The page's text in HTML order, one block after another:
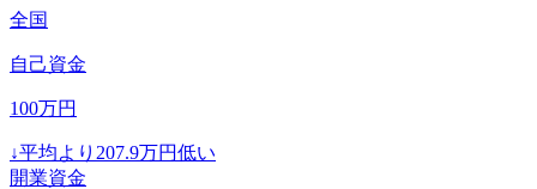
全国
自己資金
100万円
↓平均より 207.9万円低い
開業資金